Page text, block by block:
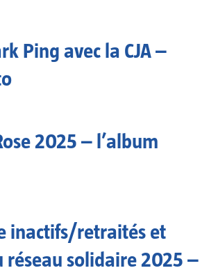
Ping avec la CJA –
2025 – l’album
inactifs/retraités et
solidaire 2025 –